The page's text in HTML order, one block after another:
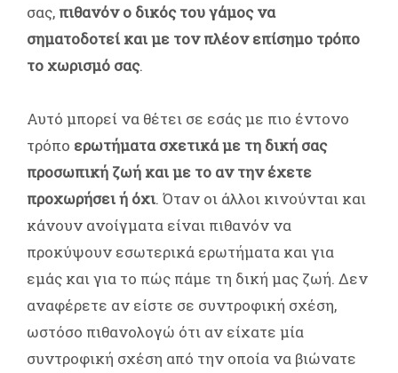
σας, πιθανόν ο δικός του γάμος να
σηματοδοτεί και με τον πλέον επίσημο τρόπο
το χωρισμό σας.
Αυτό μπορεί να θέτει σε εσάς με πιο έντονο
τρόπο ερωτήματα σχετικά με τη δική σας
προσωπική ζωή και με το αν την έχετε
προχωρήσει ή όχι. Όταν οι άλλοι κινούνται και
κάνουν ανοίγματα είναι πιθανόν να
προκύψουν εσωτερικά ερωτήματα και για
εμάς και για το πώς πάμε τη δική μας ζωή. Δεν
αναφέρετε αν είστε σε συντροφική σχέση,
ωστόσο πιθανολογώ ότι αν είχατε μία
συντροφική σχέση από την οποία να βιώνατε